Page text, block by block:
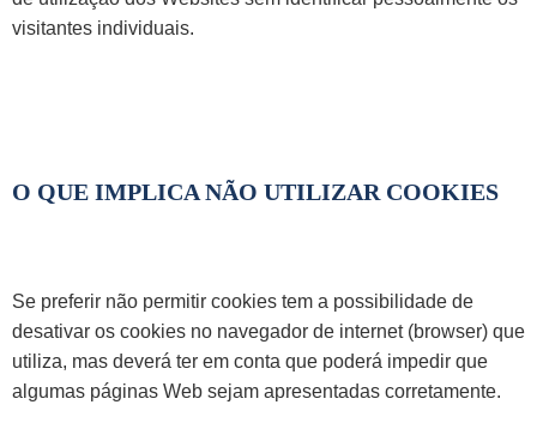
visitantes individuais.
O QUE IMPLICA NÃO UTILIZAR COOKIES
Se preferir não permitir cookies tem a possibilidade de
desativar os cookies no navegador de internet (browser) que
utiliza, mas deverá ter em conta que poderá impedir que
algumas páginas Web sejam apresentadas corretamente.